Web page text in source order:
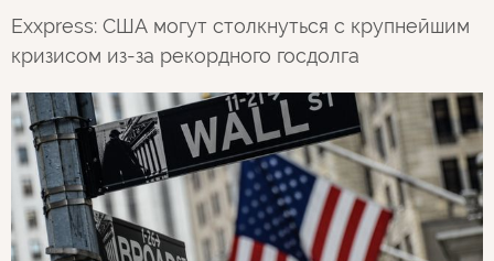
Exxpress: США могут столкнуться с крупнейшим
кризисом из-за рекордного госдолга